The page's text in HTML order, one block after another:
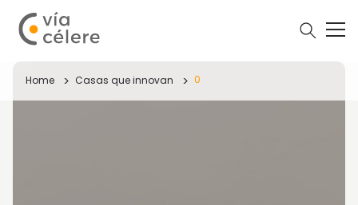
Home Casas que innovan 0